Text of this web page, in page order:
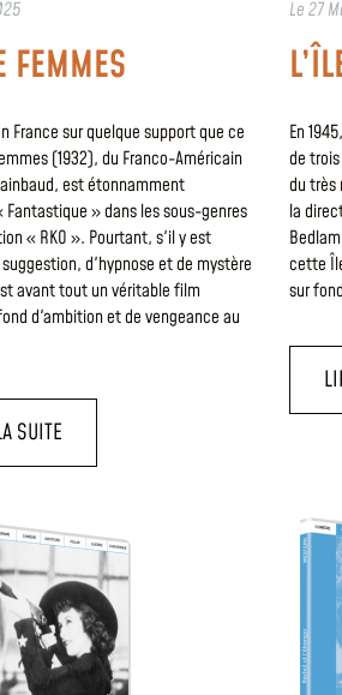
FEMMES
France sur quelque support que ce
(1932), du Franco-Américain
est étonnamment
» dans les sous-genres
« RKO ». Pourtant, s'il y est
d'hypnose et de mystère
avant tout un véritable film
d'ambition et de vengeance au
SUITE
Le27
En
de
du très
la
cette
sur